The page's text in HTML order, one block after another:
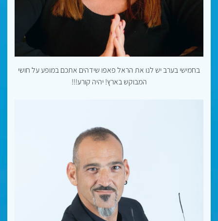
בחמישי בערב יש לנו את הראל פאפו שידהים אתכם במופע על חושי
המבוקש בארץ! יהיה קורע!!!